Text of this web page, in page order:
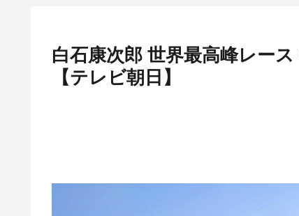
白石康次郎 世界最高峰レー
【テレビ朝日】